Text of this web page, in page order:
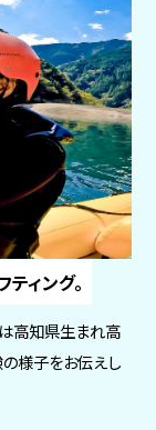
ティング。
高知県生まれ高
様子をお伝えし